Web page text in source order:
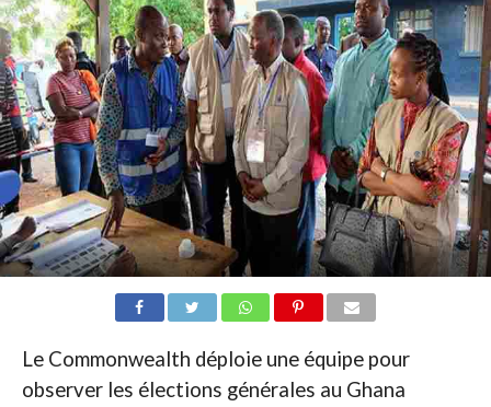
Le Commonwealth déploie une équipe pour
observer les élections générales au Ghana